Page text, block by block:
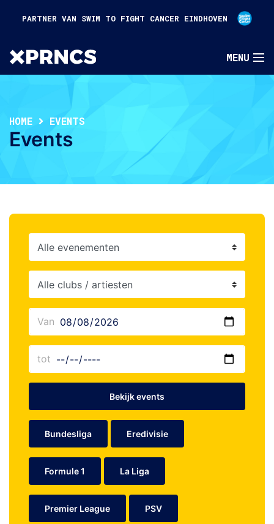
PARTNER VAN SWIM TO FIGHT CANCER EINDHOVEN
HOME EVENTS
Events
Bekijk events
Bundesliga Eredivisie
Formule 1 La Liga
Premier League PSV